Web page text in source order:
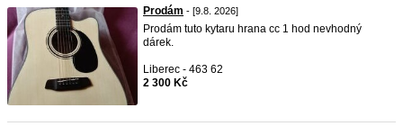
Prodám - [9.8. 2026]
Prodám tuto kytaru hrana cc 1 hod nevhodný
dárek.
Liberec - 463 62
2 300 Kč